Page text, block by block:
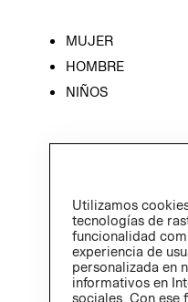
MUJER
HOMBRE
NIÑOS
Utilizamos
tecnologías de
funcionalidad
experiencia de
personalizada en
informativos en
sociales. Con ese